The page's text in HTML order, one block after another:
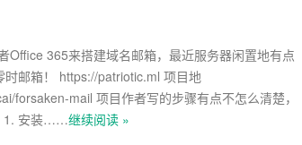
Office 365来搭建域名邮箱，最近服务器闲置地有点
邮箱！ https://patriotic.ml 项目地
forsaken-mail 项目作者写的步骤有点不怎么清楚，
1. 安装……继续阅读 »